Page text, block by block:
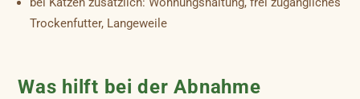
Trockenfutter, Langeweile
Was hilft bei der Abnahme